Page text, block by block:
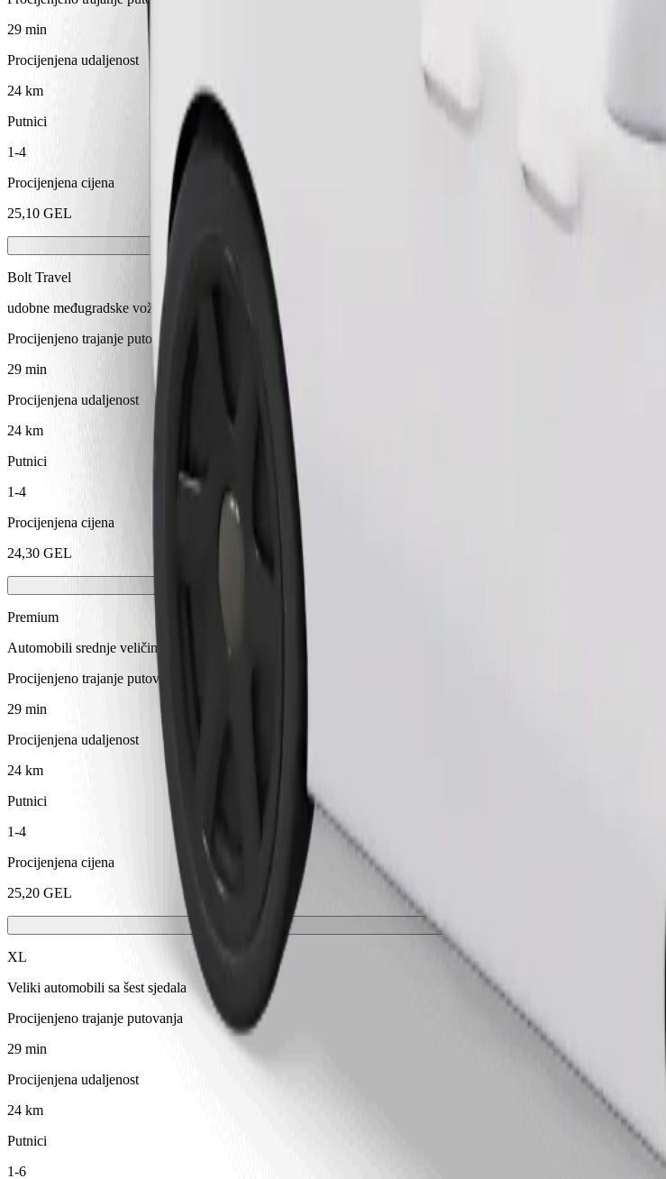
29 min
Procijenjena udaljenost
24 km
Putnici
1-4
Procijenjena cijena
25,10 GEL
Bolt Travel
udobne međugradske vožnje
Procijenjeno trajanje putovanja
29 min
Procijenjena udaljenost
24 km
Putnici
1-4
Procijenjena cijena
24,30 GEL
Premium
Automobili srednje veličine premium klase s vrhunskom opremom
Procijenjeno trajanje putovanja
29 min
Procijenjena udaljenost
24 km
Putnici
1-4
Procijenjena cijena
25,20 GEL
XL
Veliki automobili sa šest sjedala
Procijenjeno trajanje putovanja
29 min
Procijenjena udaljenost
24 km
Putnici
1-6